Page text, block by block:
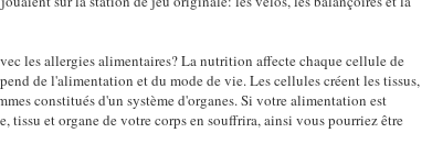
les allergies alimentaires? La nutrition affecte chaque cellule de
de l'alimentation et du mode de vie. Les cellules créent les tissus,
constitués d'un système d'organes. Si votre alimentation est
tissu et organe de votre corps en souffrira, ainsi vous pourriez être